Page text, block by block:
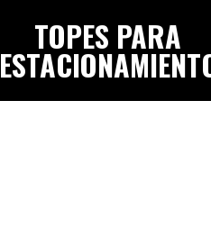
TOPES PARA